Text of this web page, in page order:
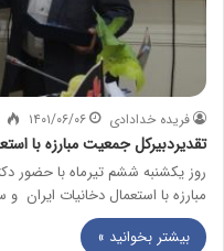
فریده خدادادی ۱۴۰۱/۰۶/۰۶
تقدیردبیرکل جمعیت مبارزه با
روز یکشنبه ششم تیرماه با
مبارزه با استعمال دخانیات ایران و
بیشتر بخوانید »